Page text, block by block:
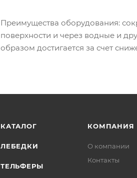
Преимущества оборудования:
поверхности и через водные и
образом достигается за счет
КАТАЛОГ
ЛЕБЕДКИ
ТЕЛЬФЕРЫ
КОМПАНИЯ
О компании
Контакты